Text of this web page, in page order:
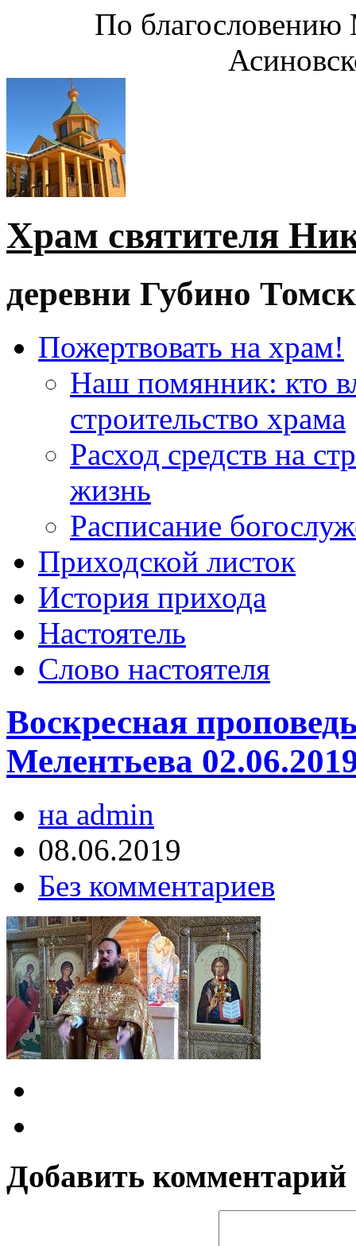
По благословению
Храм святителя
деревни Губино
Пожертвовать на храм!
Наш помянник: кто
строительство храма
Расход средств на
жизнь
Расписание
Приходской листок
История прихода
Настоятель
Слово настоятеля
Воскресная
Мелентьева
на admin
08.06.2019
Без комментариев
Добавить комментарий